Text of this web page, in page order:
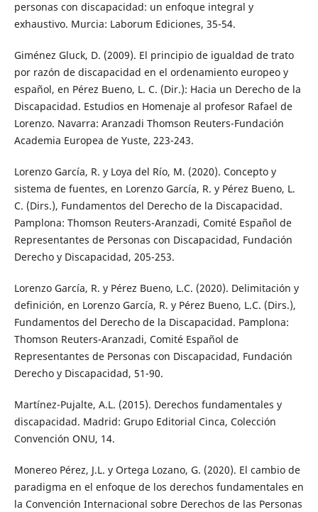
personas con discapacidad: un enfoque integral y
exhaustivo. Murcia: Laborum Ediciones, 35-54.
Giménez Gluck, D. (2009). El principio de igualdad de trato
por razón de discapacidad en el ordenamiento europeo y
español, en Pérez Bueno, L. C. (Dir.): Hacia un Derecho de la
Discapacidad. Estudios en Homenaje al profesor Rafael de
Lorenzo. Navarra: Aranzadi Thomson Reuters-Fundación
Academia Europea de Yuste, 223-243.
Lorenzo García, R. y Loya del Río, M. (2020). Concepto y
sistema de fuentes, en Lorenzo García, R. y Pérez Bueno, L.
C. (Dirs.), Fundamentos del Derecho de la Discapacidad.
Pamplona: Thomson Reuters-Aranzadi, Comité Español de
Representantes de Personas con Discapacidad, Fundación
Derecho y Discapacidad, 205-253.
Lorenzo García, R. y Pérez Bueno, L.C. (2020). Delimitación y
definición, en Lorenzo García, R. y Pérez Bueno, L.C. (Dirs.),
Fundamentos del Derecho de la Discapacidad. Pamplona:
Thomson Reuters-Aranzadi, Comité Español de
Representantes de Personas con Discapacidad, Fundación
Derecho y Discapacidad, 51-90.
Martínez-Pujalte, A.L. (2015). Derechos fundamentales y
discapacidad. Madrid: Grupo Editorial Cinca, Colección
Convención ONU, 14.
Monereo Pérez, J.L. y Ortega Lozano, G. (2020). El cambio de
paradigma en el enfoque de los derechos fundamentales en
la Convención Internacional sobre Derechos de las Personas